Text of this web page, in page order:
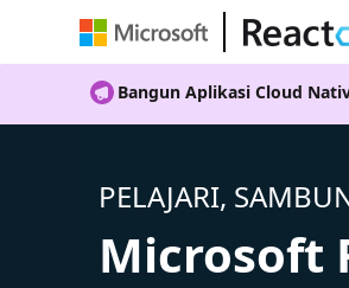
Bangun Aplikasi Cloud
PELAJARI,
Microsoft